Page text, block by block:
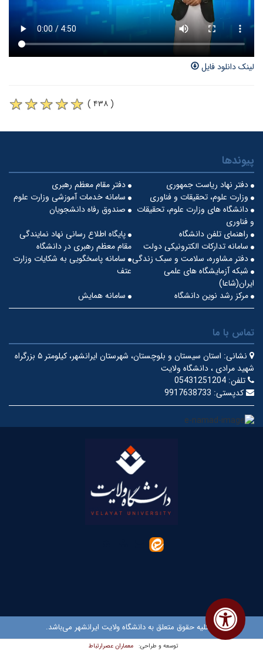
لینک دانلود فایل
( ۴۳۸ )
پیوندها
دفتر مقام معظم رهبری
دفتر نهاد ریاست جمهوری
سامانه خدمات آموزشی وزارت علوم
وزارت علوم، تحقیقات و فناوری
صندوق رفاه دانشجویان
دانشگاه های وزارت علوم، تحقیقات
و فناوری
پایگاه اطلاع رسانی نهاد نمایندگی
مقام معظم رهبری در دانشگاه
راهنمای تلفن دانشگاه
سامانه تدارکات الکترونیکی دولت
سامانه پاسخگویی به شکایات وزارت
عتف
دفتر مشاوره، سلامت و سبک زندگی
شبکه آزمایشگاه های علمی
ایران(شاعا)
سامانه همایش
مرکز رشد نوین دانشگاه
تماس با ما
نشانی:
استان سیستان و بلوچستان، شهرستان ایرانشهر، کیلومتر ۵ بزرگراه
شهید مرادی ، دانشگاه ولایت
تلفن: 05431251204
کدپستی: 9917638733
© کلیه حقوق متعلق به دانشگاه ولایت ایرانشهر می‌باشد.
توسعه و طراحی: معماران عصر‌ارتباط